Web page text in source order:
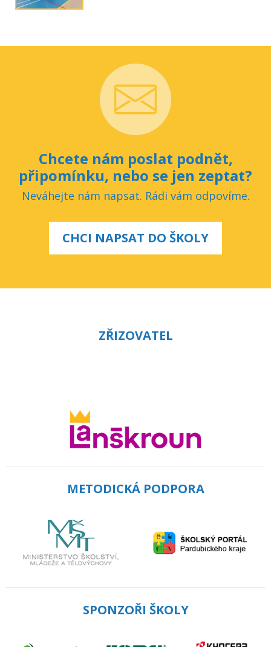
Chcete nám poslat podnět,
připomínku, nebo se jen zeptat?
Neváhejte nám napsat. Rádi vám odpovíme.
CHCI NAPSAT DO ŠKOLY
ZŘIZOVATEL
METODICKÁ PODPORA
SPONZOŘI ŠKOLY